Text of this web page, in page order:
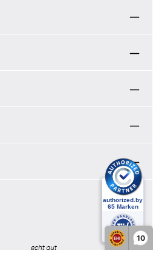
10
und Körben in
Displays und ist bis
Für alle
durch das
Folie am